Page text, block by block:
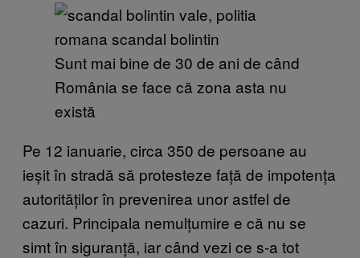
Sunt mai bine de 30 de ani de când
România se face că zona asta nu
există
Pe 12 ianuarie, circa 350 de persoane au
ieșit în stradă să protesteze față de impotența
autorităților în prevenirea unor astfel de
cazuri. Principala nemulțumire e că nu se
simt în siguranță, iar când vezi ce s-a tot